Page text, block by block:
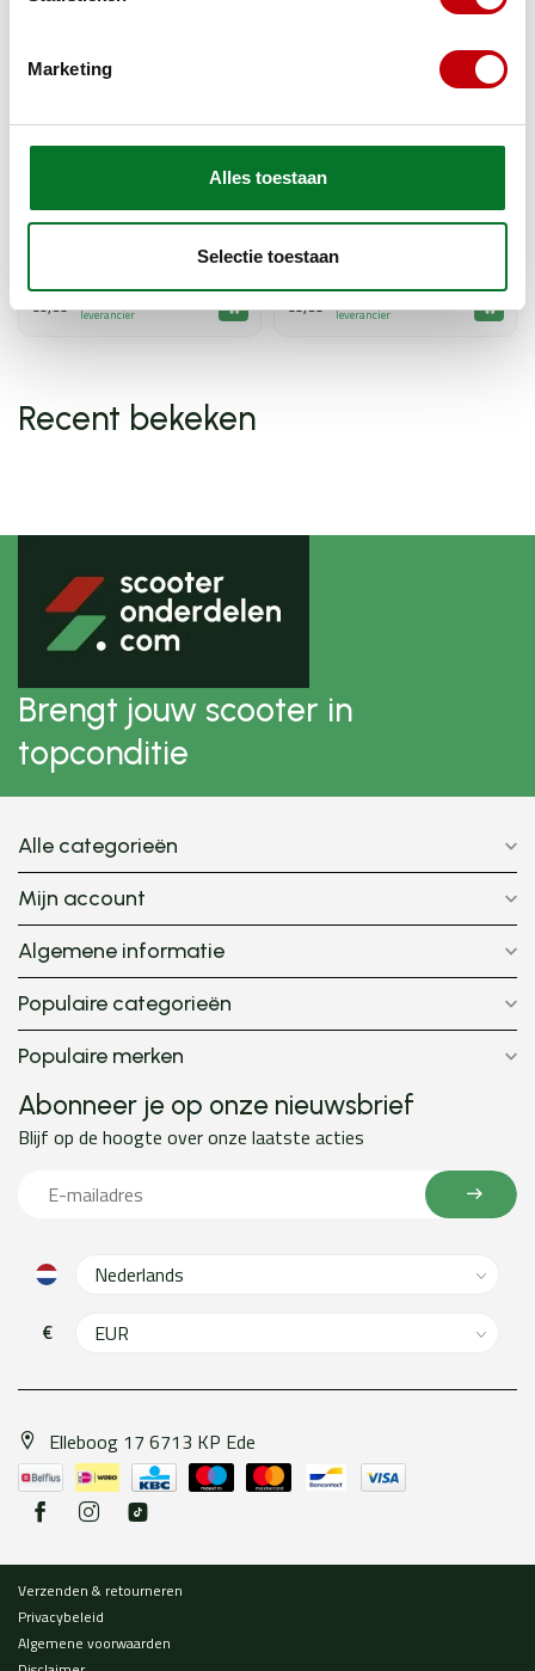
Marketing
Alles toestaan
Selectie toestaan
helm interieur reiniger
€9,89
Op voorraad bij
leverancier
helm + vizier 35ml tucano
307
€9,89
Op voorraad bij
leverancier
Recent bekeken
Brengt jouw scooter in
topconditie
Alle categorieën
Mijn account
Algemene informatie
Populaire categorieën
Populaire merken
Abonneer je op onze nieuwsbrief
Blijf op de hoogte over onze laatste acties
€
Elleboog 17 6713 KP Ede
Verzenden & retourneren
Privacybeleid
Algemene voorwaarden